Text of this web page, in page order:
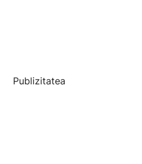
Publizitatea